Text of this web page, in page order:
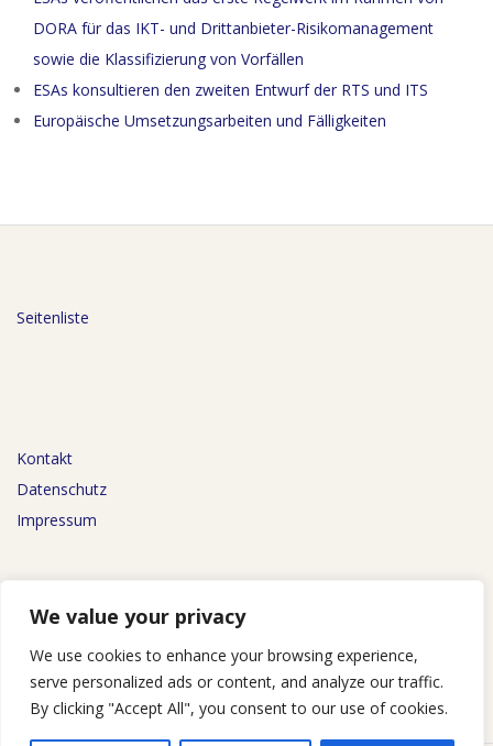
We value your privacy
We use cookies to enhance your browsing experience,
serve personalized ads or content, and analyze our traffic.
By clicking "Accept All", you consent to our use of cookies.
DORA für das IKT- und Drittanbieter-Risikomanagement
sowie die Klassifizierung von Vorfällen
ESAs konsultieren den zweiten Entwurf der RTS und ITS
Europäische Umsetzungsarbeiten und Fälligkeiten
Seitenliste
Kontakt
Datenschutz
Impressum
AGB